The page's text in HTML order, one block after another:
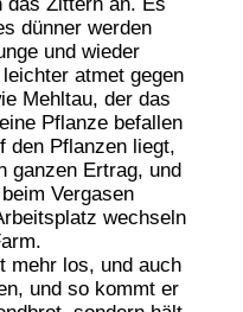
dünner werden
und wieder
atmet gegen
Mehltau, der das
Pflanze befallen
den Pflanzen liegt,
ganzen Ertrag, und
Vergasen
wechseln
mehr los, und auch
und so kommt er